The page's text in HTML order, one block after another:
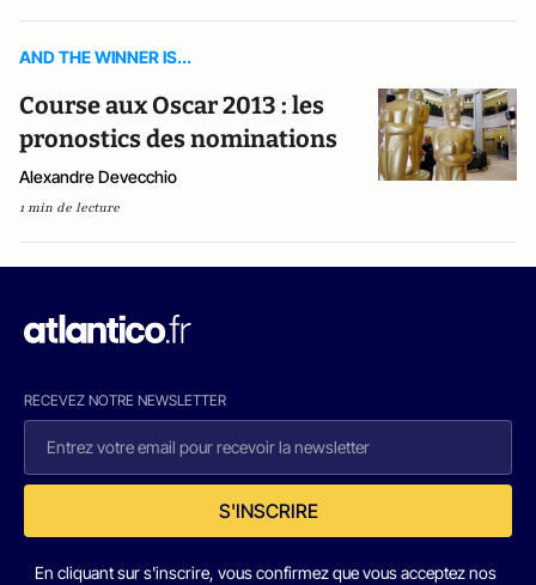
AND THE WINNER IS...
Course aux Oscar 2013 : les
pronostics des nominations
Alexandre Devecchio
1 min de lecture
RECEVEZ NOTRE NEWSLETTER
S'INSCRIRE
En cliquant sur s'inscrire, vous confirmez que vous acceptez nos